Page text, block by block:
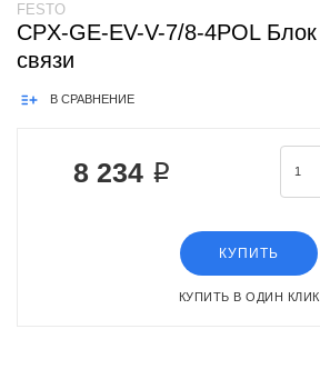
FESTO
CPX-GE-EV-V-7/8-4POL Блок
связи
В СРАВНЕНИЕ
8 234 ₽
КУПИТЬ
КУПИТЬ В ОДИН КЛИК